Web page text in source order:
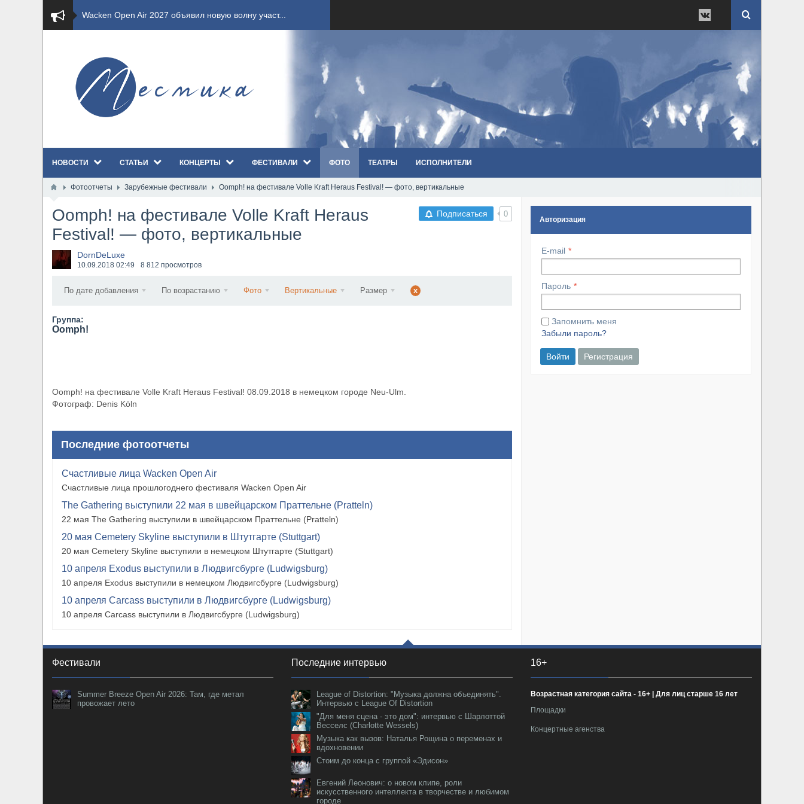
​Wacken Open Air 2027 объявил новую волну участ...
​Wacken Open Air 2026 полностью распродан
GHOST возвращаются на большие экраны с новым ко...
​Wacken Open Air 2026: открыт новый портал Cash...
Всероссийский рок-фестиваль HAMMER FEST впервые...
XANDRIA представили новый сингл под названием «...
НОВОСТИ СТАТЬИ КОНЦЕРТЫ ФЕСТИВАЛИ ФОТО ТЕАТРЫ ИСПОЛНИТЕЛИ
Фотоотчеты Зарубежные фестивали Oomph! на фестивале Volle Kraft Heraus Festival! — фото, вертикальные
Подписаться 0
Oomph! на фестивале Volle Kraft Heraus
Festival! — фото, вертикальные
DornDeLuxe
10.09.2018 02:49 8 812 просмотров
По дате добавления По возрастанию Фото Вертикальные Размер x
Группа:
Oomph!
Oomph! на фестивале Volle Kraft Heraus Festival! 08.09.2018 в немецком городе Neu-Ulm.
Фотограф: Denis Köln
Последние фотоотчеты
Счастливые лица Wacken Open Air
Счастливые лица прошлогоднего фестиваля Wacken Open Air
The Gathering выступили 22 мая в швейцарском Праттельне (Pratteln)
22 мая The Gathering выступили в швейцарском Праттельне (Pratteln)
20 мая Cemetery Skyline выступили в Штутгарте (Stuttgart)
20 мая Cemetery Skyline выступили в немецком Штутгарте (Stuttgart)
10 апреля Exodus выступили в Людвигсбурге (Ludwigsburg)
10 апреля Exodus выступили в немецком Людвигсбурге (Ludwigsburg)
10 апреля Carcass выступили в Людвигсбурге (Ludwigsburg)
10 апреля Carcass выступили в Людвигсбурге (Ludwigsburg)
Авторизация
E-mail
Пароль
Запомнить меня
Забыли пароль?
Войти Регистрация
Фестивали
Summer Breeze Open Air 2026: Там, где метал
провожает лето
Последние интервью
League of Distortion: "Музыка должна объединять".
Интервью с League Of Distortion
"Для меня сцена - это дом": интервью с Шарлоттой
Весселс (Charlotte Wessels)
Музыка как вызов: Наталья Рощина о переменах и
вдохновении
Стоим до конца с группой «Эдисон»
Евгений Леонович: о новом клипе, роли
искусственного интеллекта в творчестве и любимом
городе
16+
Возрастная категория сайта - 16+ | Для лиц старше 16 лет
Площадки
Концертные агенства